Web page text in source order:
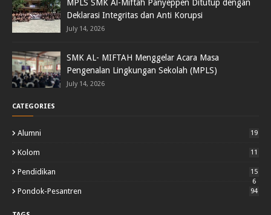
MPLS SMK Al-Miftah Panyeppen Ditutup dengan
Deklarasi Integritas dan Anti Korupsi
July 14, 2026
SMK AL- MIFTAH Menggelar Acara Masa
Pengenalan Lingkungan Sekolah (MPLS)
July 14, 2026
CATEGORIES
Alumni 19
Kolom 11
Pendidikan
15
6
Pondok-Pesantren 94